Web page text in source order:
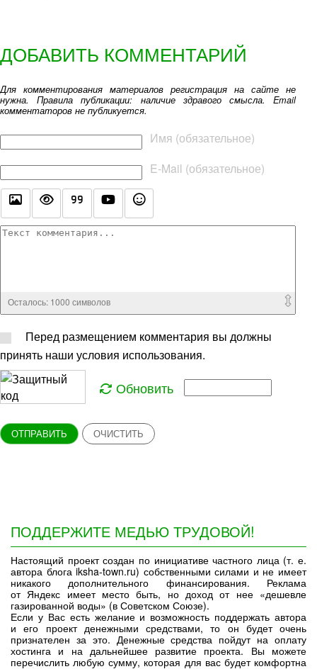
ДОБАВИТЬ КОММЕНТАРИЙ
Для комментирования материалов регистрация на сайте не
нужна. Правила публикации: наличие здравого смысла. Email
комментаторов не публикуется.
Имя (обязательное)
E-Mail (обязательное)
Текст комментария
Осталось: 1000 символов
Перед размещением комментария вы должны
принять наши условия использования.
Обновить
ОТПРАВИТЬ ОЧИСТИТЬ
ПОДДЕРЖИТЕ МЕДЬЮ ТРУДОВОЙ!
Настоящий проект создан по инициативе частного лица (т. е.
автора блога iksha-town.ru) собственными силами и не имеет
никакого дополнительного финансирования. Реклама
от Яндекс имеет место быть, но доход от нее «дешевле
газированной воды» (в Советском Союзе).
Если у Вас есть желание и возможность поддержать автора
и его проект денежными средствами, то он будет очень
признателен за это. Денежные средства пойдут на оплату
хостинга и на дальнейшее развитие проекта. Вы можете
перечислить любую сумму, которая для вас будет комфортна